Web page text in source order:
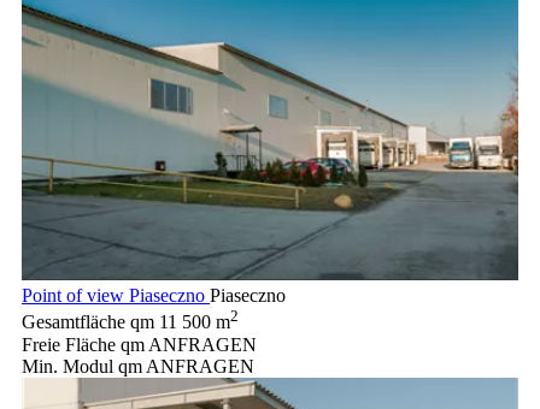
Point of view Piaseczno Piaseczno
Gesamtfläche qm 11 500 m2
Freie Fläche qm ANFRAGEN
Min. Modul qm ANFRAGEN